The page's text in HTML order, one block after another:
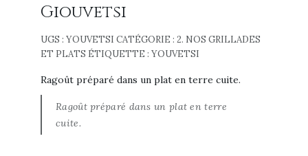
Giouvetsi
UGS : YOUVETSI CATÉGORIE : 2. NOS GRILLADES
ET PLATS ÉTIQUETTE : YOUVETSI
Ragoût préparé dans un plat en terre cuite.
Ragoût préparé dans un plat en terre
cuite.